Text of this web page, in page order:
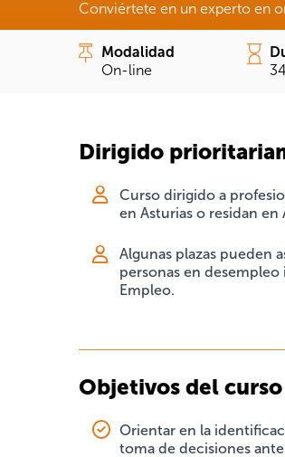
Conviértete en un experto en
Modalidad
On-line
Dirigido
Curso dirigido a
en Asturias o residan en
Algunas plazas pueden
personas en
Empleo.
Objetivos del curso
Orientar en la
toma de decisiones